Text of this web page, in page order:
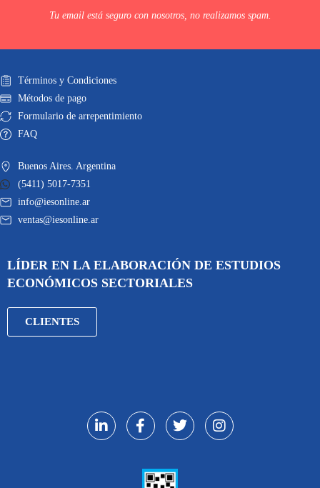
Tu email está seguro con nosotros, no realizamos spam.
Términos y Condiciones
Métodos de pago
Formulario de arrepentimiento
FAQ
Buenos Aires. Argentina
(5411) 5017-7351
info@iesonline.ar
ventas@iesonline.ar
LÍDER EN LA ELABORACIÓN DE ESTUDIOS
ECONÓMICOS SECTORIALES
CLIENTES